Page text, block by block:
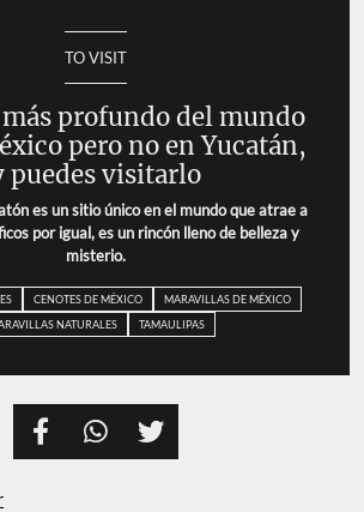
TO VISIT
profundo del mundo
pero no en Yucatán,
puedes visitarlo
es un sitio único en el mundo que atrae a
por igual, es un rincón lleno de belleza y
misterio.
CENOTES DE MÉXICO
MARAVILLAS DE MÉXICO
NATURALES
TAMAULIPAS